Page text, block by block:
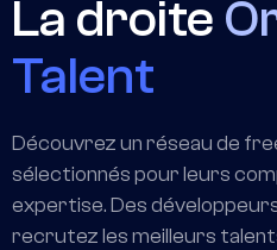
La droite
Talent
Découvrez un réseau de
sélectionnés pour leurs
expertise. Des
recrutez les meilleurs